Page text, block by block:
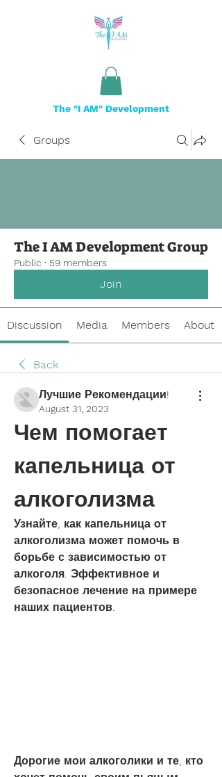
The "I AM" Development
Groups
The I AM Development Group
Public · 59 members
Join
Discussion Media Members About
Back
Лучшие Рекомендации!
August 31, 2023
Чем помогает
капельница от
алкоголизма
Узнайте, как капельница от
алкоголизма может помочь в
борьбе с зависимостью от
алкоголя. Эффективное и
безопасное лечение на примере
наших пациентов.
Дорогие мои алкоголики и те, кто